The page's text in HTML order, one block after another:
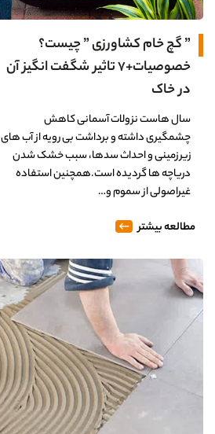
” گچ خام کشاورزی ” چیست؟
خصوصیات+۷ تاثیر شگفت انگیز آن
در خاک
سال هاست نزولات آسمانی کاهش
چشمگیری داشته و برداشت بی رویه از آب های
زیرزمینی و احداث سدها، سبب خشک شدن
دریاچه ها گردیده است.همچنین استفاده
غیراصولی از سموم و…
مطالعه بیشتر